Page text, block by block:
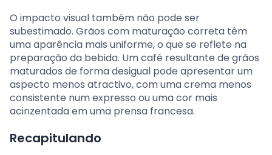
O impacto visual também não pode ser
subestimado. Grãos com maturação correta têm
uma aparência mais uniforme, o que se reflete na
preparação da bebida. Um café resultante de grãos
maturados de forma desigual pode apresentar um
aspecto menos atractivo, com uma crema menos
consistente num expresso ou uma cor mais
acinzentada em uma prensa francesa.
Recapitulando